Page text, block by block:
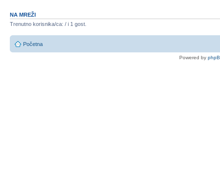
NA MREŽI
Trenutno korisnika/ca: / i 1 gost.
Početna
Powered by